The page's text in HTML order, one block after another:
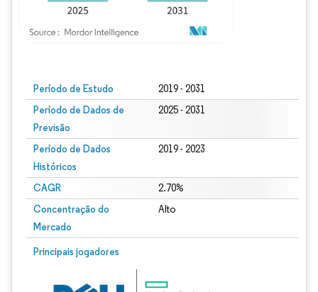
Período de Estudo 2019 - 2031
Período de Dados de
Previsão
2025 - 2031
Período de Dados
Históricos
2019 - 2023
CAGR 2.70%
Concentração do
Mercado
Alto
Principais jogadores